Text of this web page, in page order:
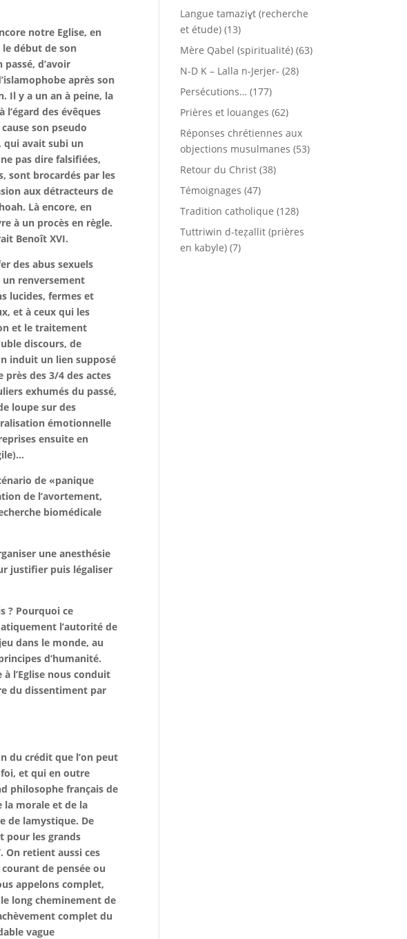
notre Eglise, en
début de son
d’avoir
après son
Il y a un an à peine, la
des évêques
son pseudo
qui avait subi un
pas dire falsifiées,
sont brocardés par les
aux détracteurs de
Là encore, en
à un procès en règle.
Benoît XVI.
des abus sexuels
un renversement
lucides, fermes et
et à ceux qui les
et le traitement
discours, de
induit un lien supposé
des 3/4 des actes
exhumés du passé,
loupe sur des
émotionnelle
ensuite en
de «panique
de l’avortement,
biomédicale
une anesthésie
justifier puis légaliser
? Pourquoi ce
l’autorité de
dans le monde, au
d’humanité.
l’Eglise nous conduit
du dissentiment par
du crédit que l’on peut
et qui en outre
philosophe français de
la morale et de la
de lamystique. De
pour les grands
On retient aussi ces
de pensée ou
appelons complet,
long cheminement de
complet du
vague
Langue tamaziɣt (recherche
et étude) (13)
Mère Qabel (spiritualité) (63)
N-D K – Lalla n-Jerjer- (28)
Persécutions… (177)
Prières et louanges (62)
Réponses chrétiennes aux
objections musulmanes (53)
Retour du Christ (38)
Témoignages (47)
Tradition catholique (128)
Tuttriwin d-teẓallit (prières
en kabyle) (7)